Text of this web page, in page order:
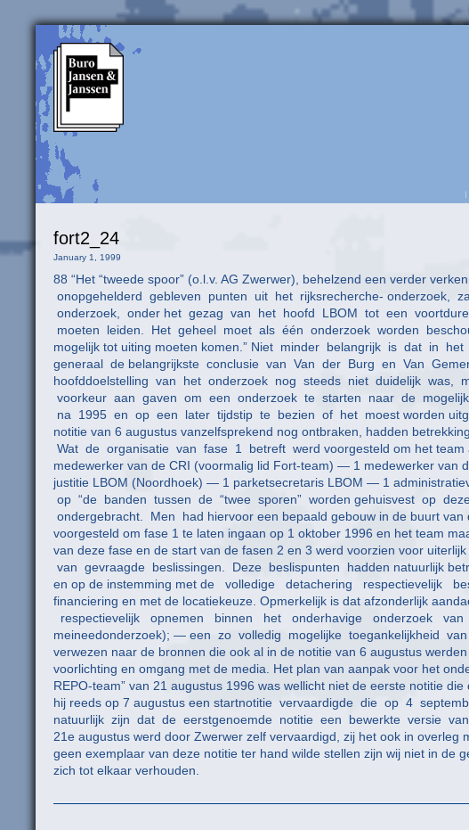
fort2_24
January 1, 1999
88 “Het “tweede spoor” (o.l.v. AG Zwerwer), behelzend een verder
onopgehelderd gebleven punten uit het rijksrecherche- onderzoek,
onderzoek, onder het gezag van het hoofd LBOM tot een
moeten leiden. Het geheel moet als één onderzoek worden
mogelijk tot uiting moeten komen.” Niet minder belangrijk is dat in
generaal de belangrijkste conclusie van Van der Burg en Van
hoofddoelstelling van het onderzoek nog steeds niet duidelijk
voorkeur aan gaven om een onderzoek te starten naar de
na 1995 en op een later tijdstip te bezien of het moest worden
notitie van 6 augustus vanzelfsprekend nog ontbraken, hadden
Wat de organisatie van fase 1 betreft werd voorgesteld om het team
medewerker van de CRI (voormalig lid Fort-team) — 1 medewerker
justitie LBOM (Noordhoek) — 1 parketsecretaris LBOM — 1
op “de banden tussen de “twee sporen” worden gehuisvest op
ondergebracht. Men had hiervoor een bepaald gebouw in de buurt van
voorgesteld om fase 1 te laten ingaan op 1 oktober 1996 en het team
van deze fase en de start van de fasen 2 en 3 werd voorzien voor
van gevraagde beslissingen. Deze beslispunten hadden natuurlijk
en op de instemming met de volledige detachering
financiering en met de locatiekeuze. Opmerkelijk is dat afzonderlijk
respectievelijk opnemen binnen het onderhavige onderzoek van
meineedonderzoek); — een zo volledig mogelijke toegankelijkheid
verwezen naar de bronnen die ook al in de notitie van 6 augustus
voorlichting en omgang met de media. Het plan van aanpak voor het
REPO-team” van 21 augustus 1996 was wellicht niet de eerste notitie
hij reeds op 7 augustus een startnotitie vervaardigde die op 4
natuurlijk zijn dat de eerstgenoemde notitie een bewerkte versie
21e augustus werd door Zwerwer zelf vervaardigd, zij
geen exemplaar van deze notitie ter hand wilde stellen zijn wij niet in de
zich tot elkaar verhouden.